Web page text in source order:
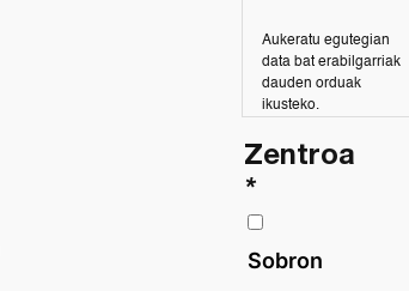
Aukeratu egutegian
data bat erabilgarriak
dauden orduak
ikusteko.
Zentroa
*
Sobron